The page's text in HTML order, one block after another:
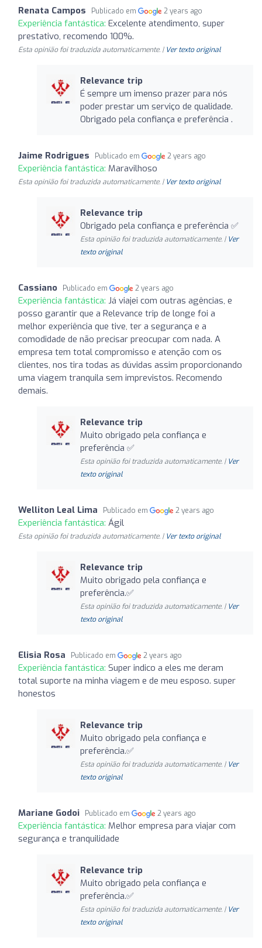
Renata Campos Publicado em 2 years ago
Experiência fantástica: Excelente atendimento, super
prestativo, recomendo 100%.
Esta opinião foi traduzida automaticamente. | Ver texto original
Relevance trip
É sempre um imenso prazer para nós
poder prestar um serviço de qualidade.
Obrigado pela confiança e preferência .
Jaime Rodrigues Publicado em 2 years ago
Experiência fantástica: Maravilhoso
Esta opinião foi traduzida automaticamente. | Ver texto original
Relevance trip
Obrigado pela confiança e preferência ✅
Esta opinião foi traduzida automaticamente. | Ver
texto original
Cassiano Publicado em 2 years ago
Experiência fantástica: Já viajei com outras agências, e
posso garantir que a Relevance trip de longe foi a
melhor experiência que tive, ter a segurança e a
comodidade de não precisar preocupar com nada. A
empresa tem total compromisso e atenção com os
clientes, nos tira todas as dúvidas assim proporcionando
uma viagem tranquila sem imprevistos. Recomendo
demais.
Relevance trip
Muito obrigado pela confiança e
preferência ✅
Esta opinião foi traduzida automaticamente. | Ver
texto original
Welliton Leal Lima Publicado em 2 years ago
Experiência fantástica: Ágil
Esta opinião foi traduzida automaticamente. | Ver texto original
Relevance trip
Muito obrigado pela confiança e
preferência.✅
Esta opinião foi traduzida automaticamente. | Ver
texto original
Elisia Rosa Publicado em 2 years ago
Experiência fantástica: Super indico a eles me deram
total suporte na minha viagem e de meu esposo. super
honestos
Relevance trip
Muito obrigado pela confiança e
preferência.✅
Esta opinião foi traduzida automaticamente. | Ver
texto original
Mariane Godoi Publicado em 2 years ago
Experiência fantástica: Melhor empresa para viajar com
segurança e tranquilidade
Relevance trip
Muito obrigado pela confiança e
preferência.✅
Esta opinião foi traduzida automaticamente. | Ver
texto original